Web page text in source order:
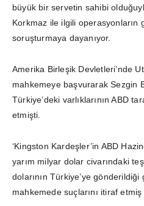
büyük bir servetin sahibi
Korkmaz ile ilgili operasyonların
soruşturmaya dayanıyor.
Amerika Birleşik Devletleri’nde
mahkemeye başvurarak Sezgin
Türkiye’deki varlıklarının ABD
etmişti.
‘Kingston Kardeşler’in ABD
yarım milyar dolar civarındaki
dolarının Türkiye’ye
mahkemede suçlarını itiraf